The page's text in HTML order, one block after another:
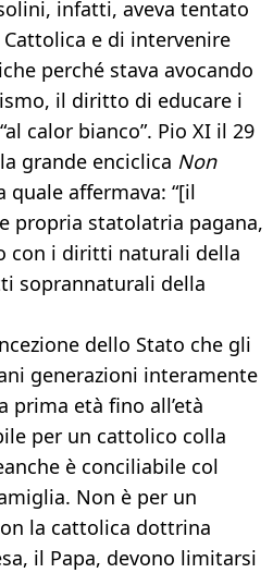
infatti, aveva tentato
Cattolica e di intervenire
perché stava avocando
il diritto di educare i
calor bianco”. Pio XI il 29
grande enciclica Non
quale affermava: “[il
propria statolatria pagana,
con i diritti naturali della
soprannaturali della
dello Stato che gli
generazioni interamente
prima età fino all’età
per un cattolico colla
è conciliabile col
Non è per un
la cattolica dottrina
il Papa, devono limitarsi